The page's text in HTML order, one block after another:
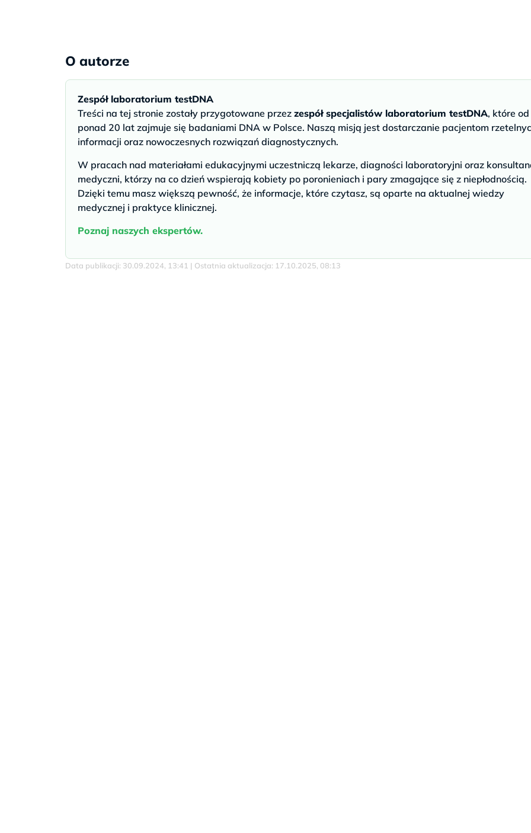
O autorze
Zespół laboratorium testDNA
Treści na tej stronie zostały przygotowane przezzespół specjalistów laboratorium testDNA, które od
ponad 20 lat zajmuje się badaniami DNA w Polsce. Naszą misją jest dostarczanie pacjentom
informacji oraz nowoczesnych rozwiązań diagnostycznych.
W pracach nad materiałami edukacyjnymi uczestniczą lekarze, diagności laboratoryjni oraz
medyczni, którzy na co dzień wspierają kobiety po poronieniach i pary zmagające się z niepłodnością.
Dzięki temu masz większą pewność, że informacje, które czytasz, są oparte na aktualnej wiedzy
medycznej i praktyce klinicznej.
Poznaj naszych ekspertów.
Data publikacji: 30.09.2024, 13:41 | Ostatnia aktualizacja: 17.10.2025, 08:13